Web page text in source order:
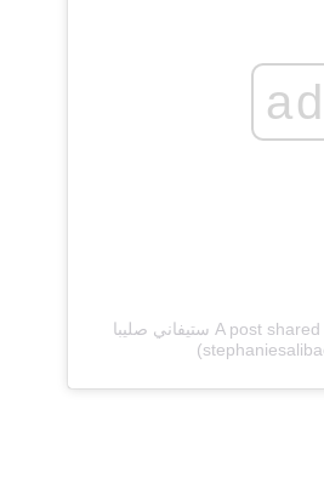
ad
A post shared by Stephanie Saliba ستيفاني صليبا